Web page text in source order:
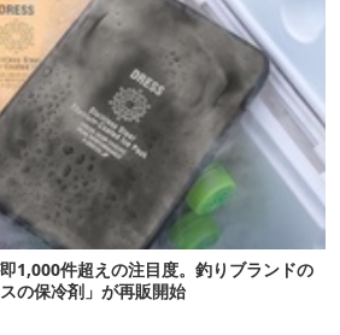
1,000件超えの注目度。釣りブランドの
の保冷剤」が再販開始